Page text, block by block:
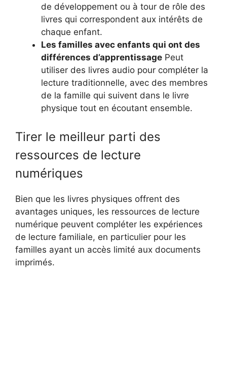
de développement ou à tour de rôle des
livres qui correspondent aux intérêts de
chaque enfant.
Les familles avec enfants qui ont des
différences d’apprentissage Peut
utiliser des livres audio pour compléter la
lecture traditionnelle, avec des membres
de la famille qui suivent dans le livre
physique tout en écoutant ensemble.
Tirer le meilleur parti des
ressources de lecture
numériques
Bien que les livres physiques offrent des
avantages uniques, les ressources de lecture
numérique peuvent compléter les expériences
de lecture familiale, en particulier pour les
familles ayant un accès limité aux documents
imprimés.